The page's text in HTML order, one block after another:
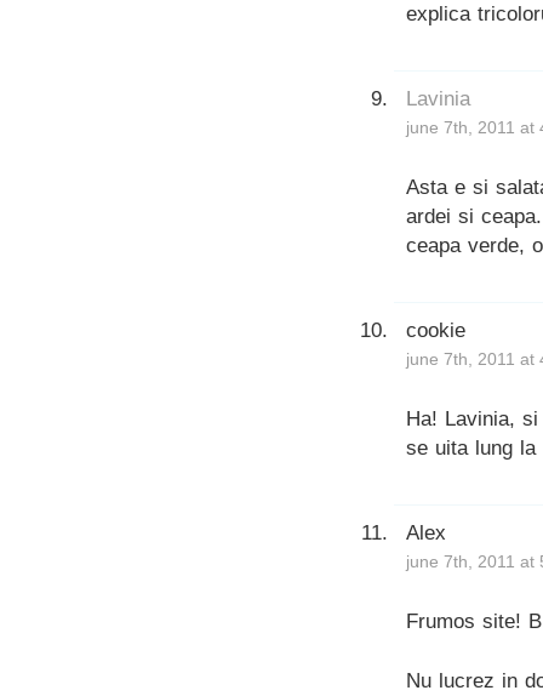
explica
Lavinia
june 7th, 2011 at
Asta e si
ardei si
ceapa verde,
cookie
june 7th, 2011 at
Ha! Lavinia,
se uita lung
Alex
june 7th, 2011 at
Frumos site!
Nu lucrez in